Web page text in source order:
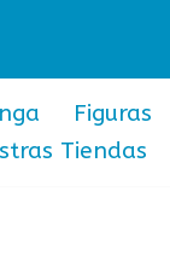
Figuras
Tiendas